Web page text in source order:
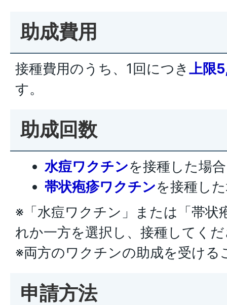
助成費用
接種費用のうち、1回につき 上限
す。
助成回数
水痘ワクチンを接種した場
帯状疱疹ワクチンを接種し
※「水痘ワクチン」または「帯状
れか一方を選択し、接種してく
※両方のワクチンの助成を受ける
申請方法